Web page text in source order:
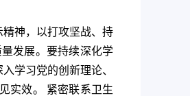
神，以打攻坚战、持
发展。要持续深化学
学习党的创新理论、
实效。 紧密联系卫生